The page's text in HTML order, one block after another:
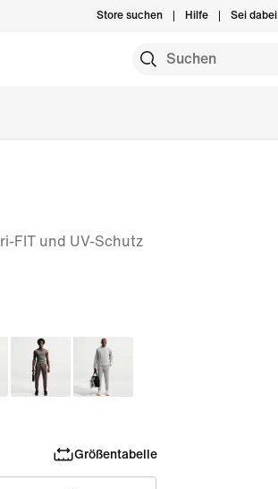
Store suchen Hilfe Sei dabei
FIT und UV-Schutz
Größentabelle